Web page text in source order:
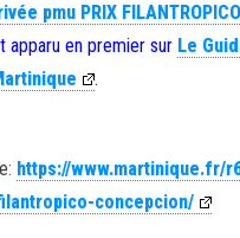
pmu PRIX
apparu en premier sur Le
.
https://www.martinique.fr/
concepcion/